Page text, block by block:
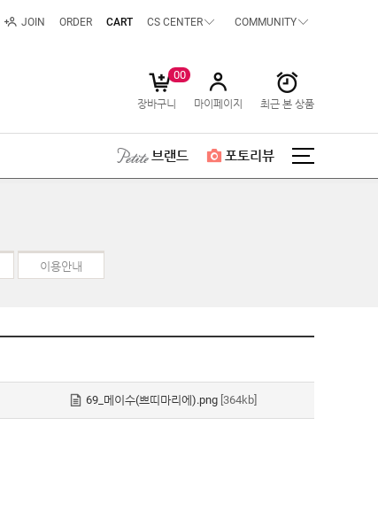
JOIN ORDER CART CS CENTER COMMUNITY
00
장바구니 마이페이지 최근 본 상품
브랜드 포토리뷰
이용안내
69_메이수(쁘띠마리에).png [364kb]